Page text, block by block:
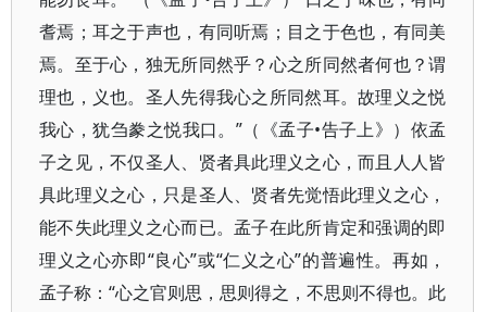
耆焉；耳之于声也，有同听焉；目之于色也，有同美
焉。至于心，独无所同然乎？心之所同然者何也？谓
理也，义也。圣人先得我心之所同然耳。故理义之悦
我心，犹刍豢之悦我口。”（《孟子•告子上》）依孟
子之见，不仅圣人、贤者具此理义之心，而且人人皆
具此理义之心，只是圣人、贤者先觉悟此理义之心，
能不失此理义之心而已。孟子在此所肯定和强调的即
理义之心亦即“良心”或“仁义之心”的普遍性。再如，
孟子称：“心之官则思，思则得之，不思则不得也。此